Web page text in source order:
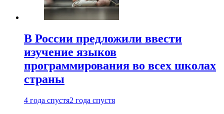
В России предложили ввести
изучение языков
программирования во всех школах
страны
4 года спустя2 года спустя